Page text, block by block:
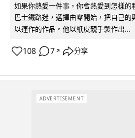
如果你熱愛一件事，你會熱愛到怎樣的
巴士鐵路迷，選擇由零開始，把自己的
以運作的作品。他以紙皮親手製作出...
108 7 ↗ 分享
ADVERTISEMENT